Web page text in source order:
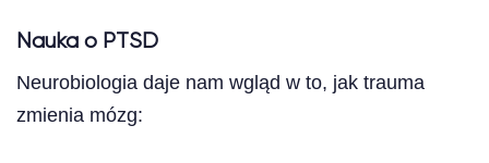
Nauka o PTSD
Neurobiologia daje nam wgląd w to, jak trauma
zmienia mózg: